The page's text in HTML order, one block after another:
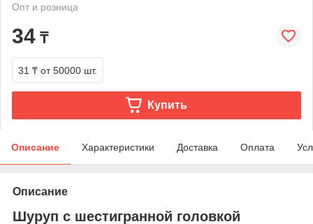
Опт и розница
34 ₸
31 ₸ от 50000 шт.
Купить
Описание Характеристики Доставка Оплата
Описание
Шуруп с шестигранной головкой